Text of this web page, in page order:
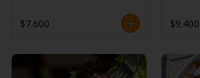
$7.600 $9.400